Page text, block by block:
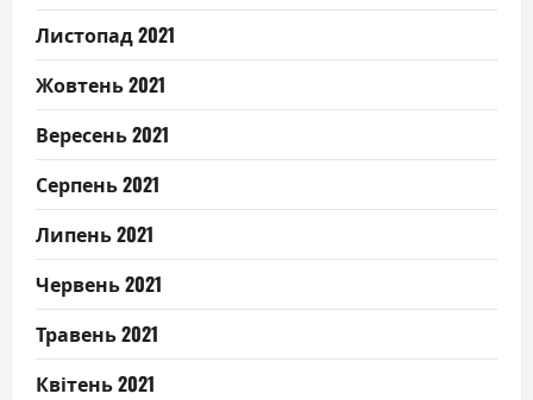
Листопад 2021
Жовтень 2021
Вересень 2021
Серпень 2021
Липень 2021
Червень 2021
Травень 2021
Квітень 2021